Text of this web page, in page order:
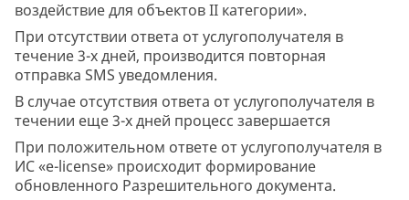
воздействие для объектов II категории».
При отсутствии ответа от услугополучателя в
течение 3-х дней, производится повторная
отправка SMS уведомления.
В случае отсутствия ответа от услугополучателя в
течении еще 3-х дней процесс завершается
При положительном ответе от услугополучателя в
ИС «e-license» происходит формирование
обновленного Разрешительного документа.